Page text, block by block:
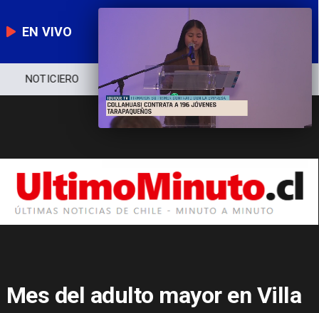
EN VIVO
NOTICIERO POLÍTICA ECONOMÍA
Mes del adulto mayor en Villa